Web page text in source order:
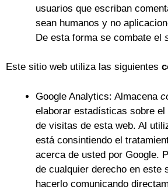
usuarios que escriban
sean humanos y no
De esta forma se combate el
Este sitio web utiliza las siguientes
Google Analytics: Almacena
elaborar estadísticas sobre
de visitas de esta web. Al
está consintiendo el
acerca de usted por Google.
de cualquier derecho en este
hacerlo comunicando